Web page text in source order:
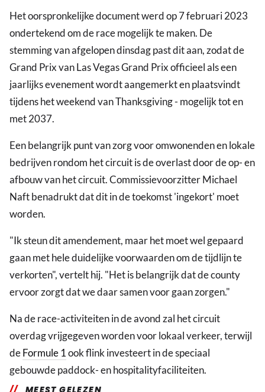
Het oorspronkelijke document werd op 7 februari 2023
ondertekend om de race mogelijk te maken. De
stemming van afgelopen dinsdag past dit aan, zodat de
Grand Prix van Las Vegas Grand Prix officieel als een
jaarlijks evenement wordt aangemerkt en plaatsvindt
tijdens het weekend van Thanksgiving - mogelijk tot en
met 2037.
Een belangrijk punt van zorg voor omwonenden en lokale
bedrijven rondom het circuit is de overlast door de op- en
afbouw van het circuit. Commissievoorzitter Michael
Naft benadrukt dat dit in de toekomst 'ingekort' moet
worden.
"Ik steun dit amendement, maar het moet wel gepaard
gaan met hele duidelijke voorwaarden om de tijdlijn te
verkorten", vertelt hij. "Het is belangrijk dat de county
ervoor zorgt dat we daar samen voor gaan zorgen."
Na de race-activiteiten in de avond zal het circuit
overdag vrijgegeven worden voor lokaal verkeer, terwijl
deFormule 1ook flink investeert in de speciaal
gebouwde paddock- en hospitalityfaciliteiten.